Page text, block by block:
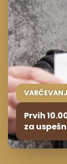
Prvih
za